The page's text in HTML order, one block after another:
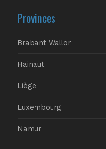
Provinces
Brabant Wallon
Hainaut
Liège
Luxembourg
Namur